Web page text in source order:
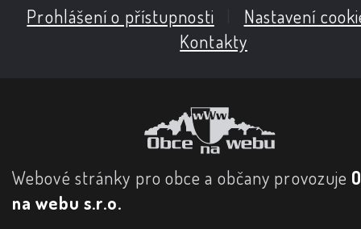
Prohlášení o přístupnosti
Nastavení
Kontakty
Webové stránky pro obce a občany provozuje
na webu s.r.o.